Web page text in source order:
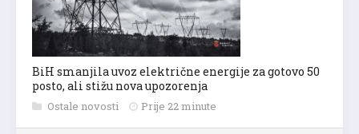
BiH smanjila uvoz električne energije za gotovo 50
posto, ali stižu nova upozorenja
Ostale novosti Prije 22 minute